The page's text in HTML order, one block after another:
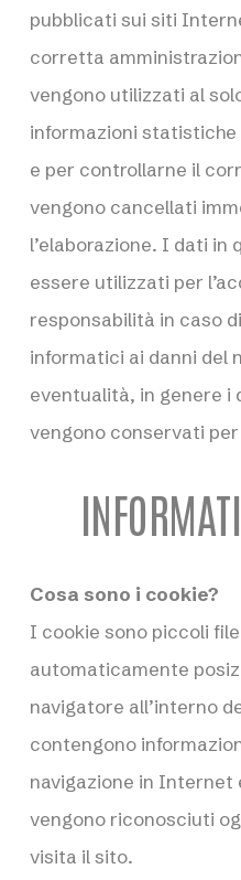
pubblicati sui siti
corretta
vengono utilizzati al
informazioni statistiche
e per controllarne il
vengono cancellati
l’elaborazione. I dati in
essere utilizzati per
responsabilità in caso
informatici ai danni del
eventualità, in genere
vengono conservati
Cosa sono i cookie?
I cookie sono piccoli
automaticamente
navigatore all’interno
contengono
navigazione in Internet
vengono riconosciuti
visita il sito.